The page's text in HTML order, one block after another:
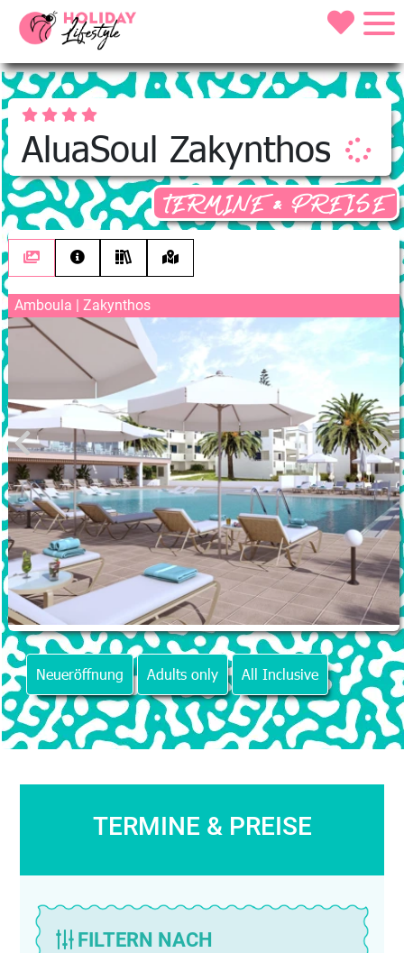
AluaSoul Zakynthos
TERMINE & PREISE
Amboula | Zakynthos
Neueröffnung Adults only All Inclusive
TERMINE & PREISE
FILTERN NACH